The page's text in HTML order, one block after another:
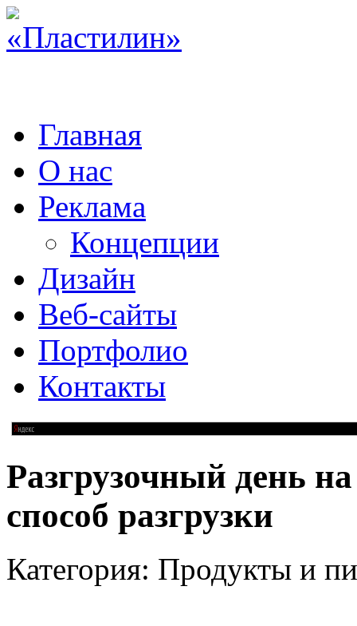
Главная
О нас
Реклама
Концепции
Дизайн
Веб-сайты
Портфолио
Контакты
Разгрузочный день
способ разгрузки
Категория: Продукты и